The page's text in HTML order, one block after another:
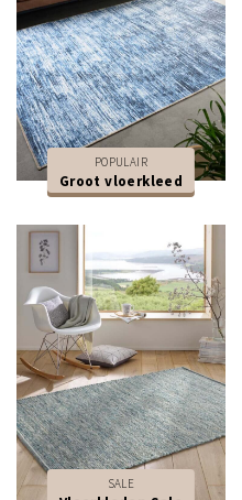
POPULAIR
Groot vloerkleed
SALE